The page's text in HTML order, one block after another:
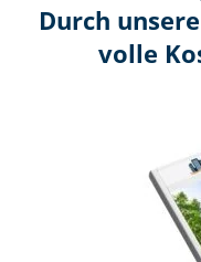
Durch
volle